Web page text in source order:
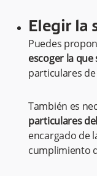
Elegir la
Puedes
escoger la
particulares
También es
particulares
encargado de
cumplimiento